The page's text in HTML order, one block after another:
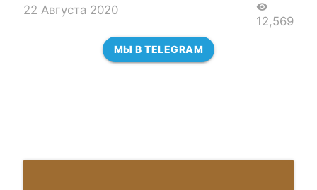
22 Августа 2020 visibility
12,569
МЫ В TELEGRAM